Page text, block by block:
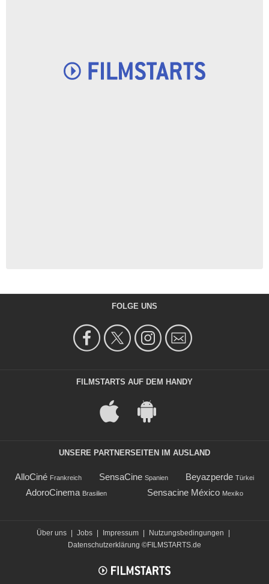
FOLGE UNS
FILMSTARTS AUF DEM HANDY
UNSERE PARTNERSEITEN IM AUSLAND
AlloCiné Frankreich SensaCine Spanien Beyazperde Türkei
AdoroCinema Brasilien Sensacine México Mexiko
Über uns Jobs Impressum Nutzungsbedingungen
Datenschutzerklärung ©FILMSTARTS.de